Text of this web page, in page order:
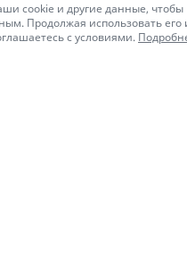
Каталог школ
Подготовка к уроку
cookie и другие данные, чтобы
Продолжая использовать его
с условиями.